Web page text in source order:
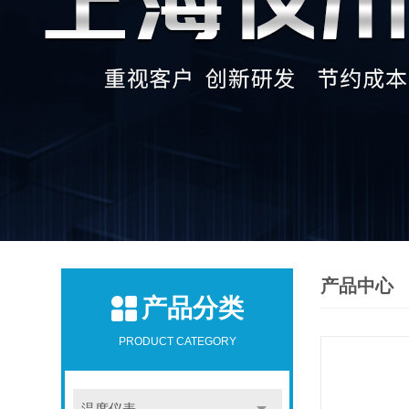
产品分类
PRODUCT CATEGORY
产品中心